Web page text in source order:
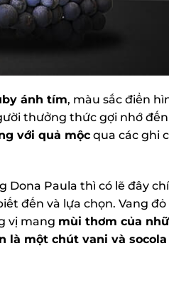
ánh tím, màu sắc điển
thưởng thức gợi nhớ đến
với quả mộcqua các ghi
Paula thì có lẽ đây
đến và lựa chọn. Vang đỏ
vị mangmùi thơm của
là một chút vani và socola